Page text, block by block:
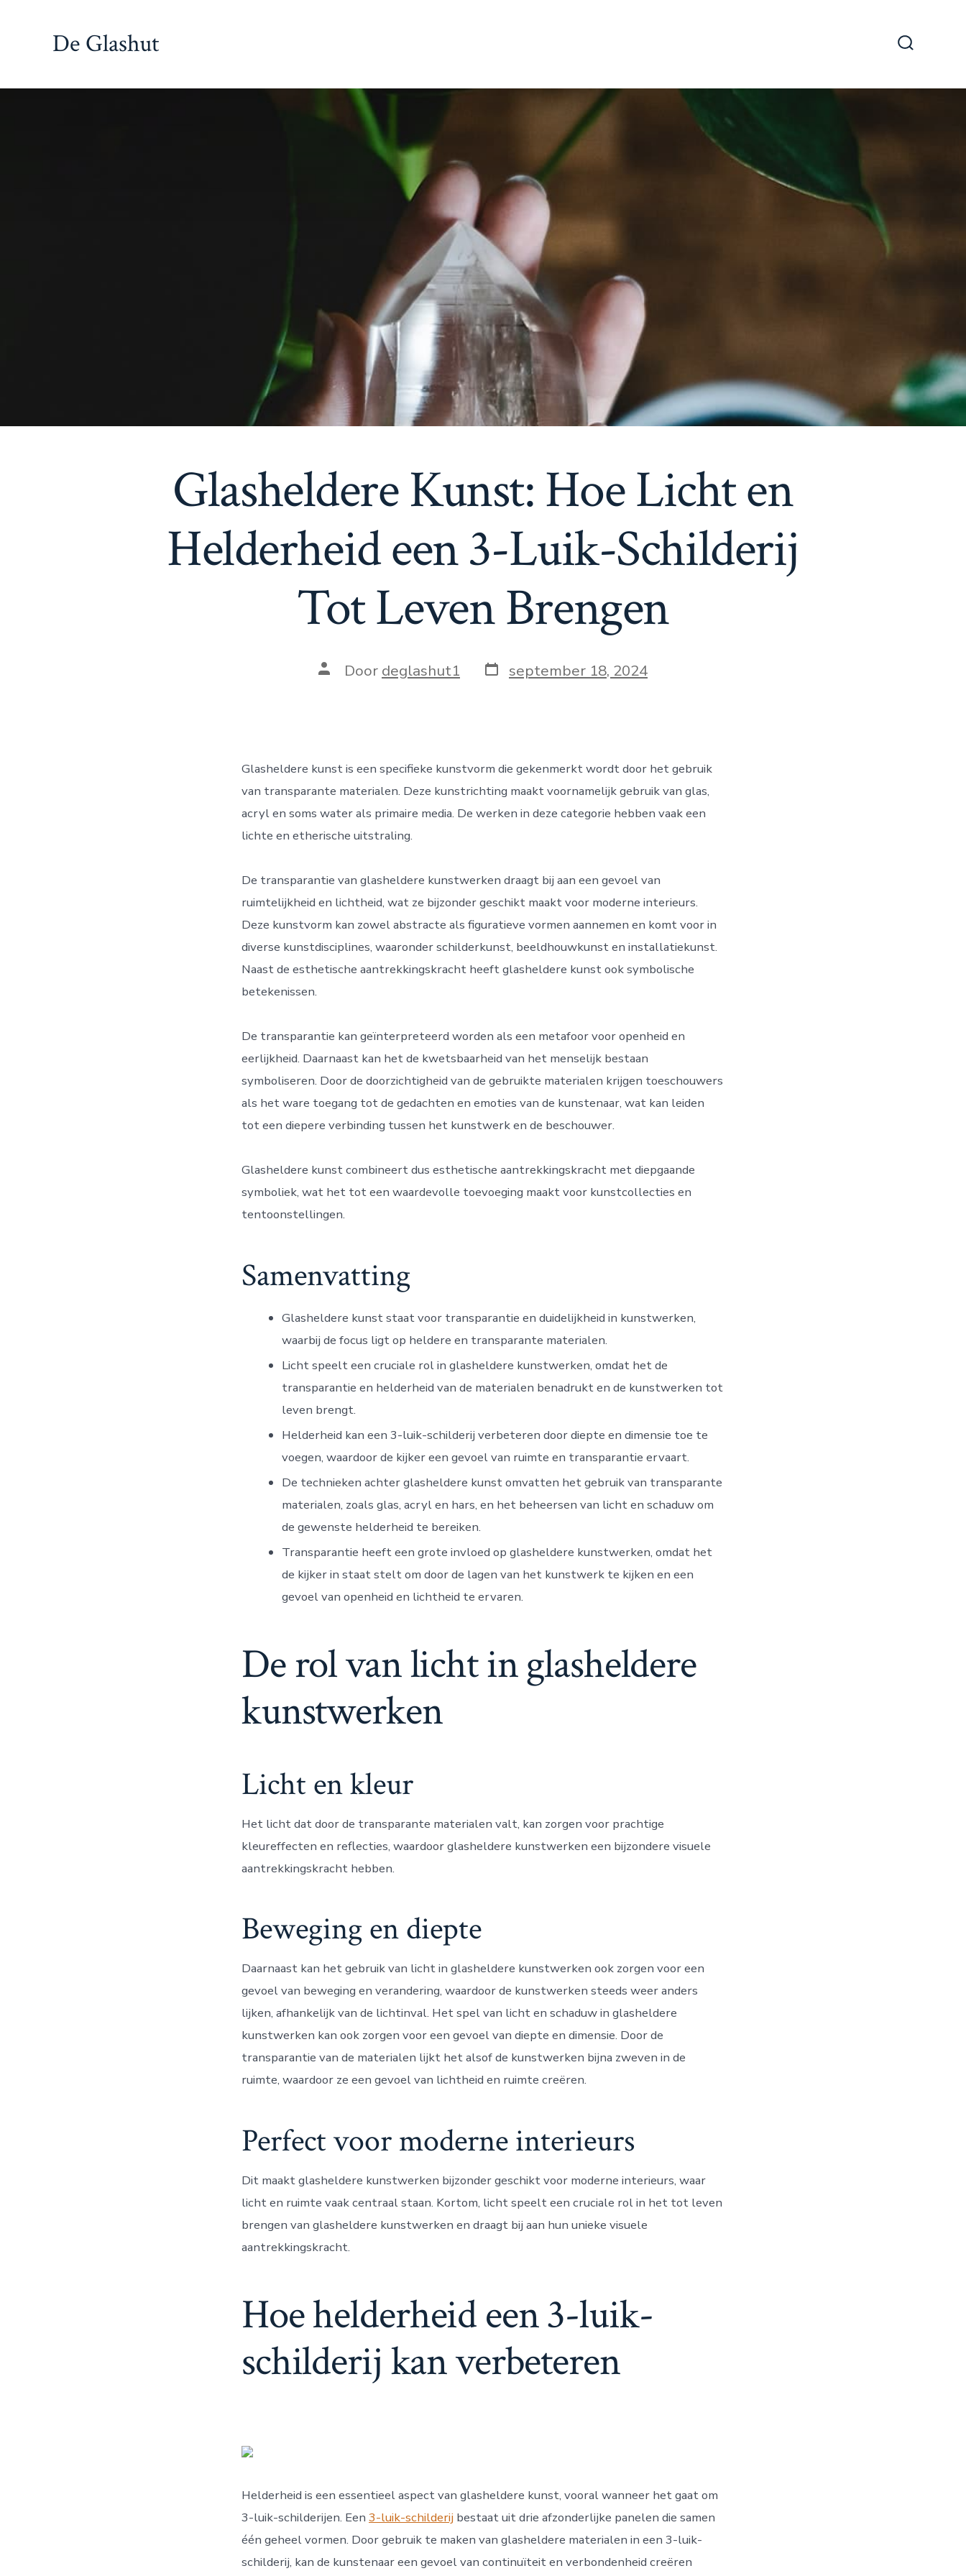
De Glashut
Glasheldere Kunst: Hoe Licht en
Helderheid een 3-Luik-Schilderij
Tot Leven Brengen
Auteur
Door deglashut1 Berichtdatum
september 18, 2024
Glasheldere kunst is een specifieke kunstvorm die gekenmerkt wordt door het gebruik
van transparante materialen. Deze kunstrichting maakt voornamelijk gebruik van glas,
acryl en soms water als primaire media. De werken in deze categorie hebben vaak een
lichte en etherische uitstraling.
De transparantie van glasheldere kunstwerken draagt bij aan een gevoel van
ruimtelijkheid en lichtheid, wat ze bijzonder geschikt maakt voor moderne interieurs.
Deze kunstvorm kan zowel abstracte als figuratieve vormen aannemen en komt voor in
diverse kunstdisciplines, waaronder schilderkunst, beeldhouwkunst en installatiekunst.
Naast de esthetische aantrekkingskracht heeft glasheldere kunst ook symbolische
betekenissen.
De transparantie kan geïnterpreteerd worden als een metafoor voor openheid en
eerlijkheid. Daarnaast kan het de kwetsbaarheid van het menselijk bestaan
symboliseren. Door de doorzichtigheid van de gebruikte materialen krijgen toeschouwers
als het ware toegang tot de gedachten en emoties van de kunstenaar, wat kan leiden
tot een diepere verbinding tussen het kunstwerk en de beschouwer.
Glasheldere kunst combineert dus esthetische aantrekkingskracht met diepgaande
symboliek, wat het tot een waardevolle toevoeging maakt voor kunstcollecties en
tentoonstellingen.
Samenvatting
Glasheldere kunst staat voor transparantie en duidelijkheid in kunstwerken,
waarbij de focus ligt op heldere en transparante materialen.
Licht speelt een cruciale rol in glasheldere kunstwerken, omdat het de
transparantie en helderheid van de materialen benadrukt en de kunstwerken tot
leven brengt.
Helderheid kan een 3-luik-schilderij verbeteren door diepte en dimensie toe te
voegen, waardoor de kijker een gevoel van ruimte en transparantie ervaart.
De technieken achter glasheldere kunst omvatten het gebruik van transparante
materialen, zoals glas, acryl en hars, en het beheersen van licht en schaduw om
de gewenste helderheid te bereiken.
Transparantie heeft een grote invloed op glasheldere kunstwerken, omdat het
de kijker in staat stelt om door de lagen van het kunstwerk te kijken en een
gevoel van openheid en lichtheid te ervaren.
De rol van licht in glasheldere
kunstwerken
Licht en kleur
Het licht dat door de transparante materialen valt, kan zorgen voor prachtige
kleureffecten en reflecties, waardoor glasheldere kunstwerken een bijzondere visuele
aantrekkingskracht hebben.
Beweging en diepte
Daarnaast kan het gebruik van licht in glasheldere kunstwerken ook zorgen voor een
gevoel van beweging en verandering, waardoor de kunstwerken steeds weer anders
lijken, afhankelijk van de lichtinval. Het spel van licht en schaduw in glasheldere
kunstwerken kan ook zorgen voor een gevoel van diepte en dimensie. Door de
transparantie van de materialen lijkt het alsof de kunstwerken bijna zweven in de
ruimte, waardoor ze een gevoel van lichtheid en ruimte creëren.
Perfect voor moderne interieurs
Dit maakt glasheldere kunstwerken bijzonder geschikt voor moderne interieurs, waar
licht en ruimte vaak centraal staan. Kortom, licht speelt een cruciale rol in het tot leven
brengen van glasheldere kunstwerken en draagt bij aan hun unieke visuele
aantrekkingskracht.
Hoe helderheid een 3-luik-
schilderij kan verbeteren
Helderheid is een essentieel aspect van glasheldere kunst, vooral wanneer het gaat om
3-luik-schilderijen. Een 3-luik-schilderij bestaat uit drie afzonderlijke panelen die samen
één geheel vormen. Door gebruik te maken van glasheldere materialen in een 3-luik-
schilderij, kan de kunstenaar een gevoel van continuïteit en verbondenheid creëren